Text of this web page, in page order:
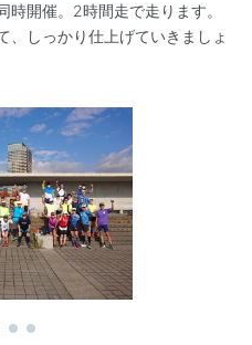
開催。2時間走で走ります。
、しっかり仕上げていきましょ